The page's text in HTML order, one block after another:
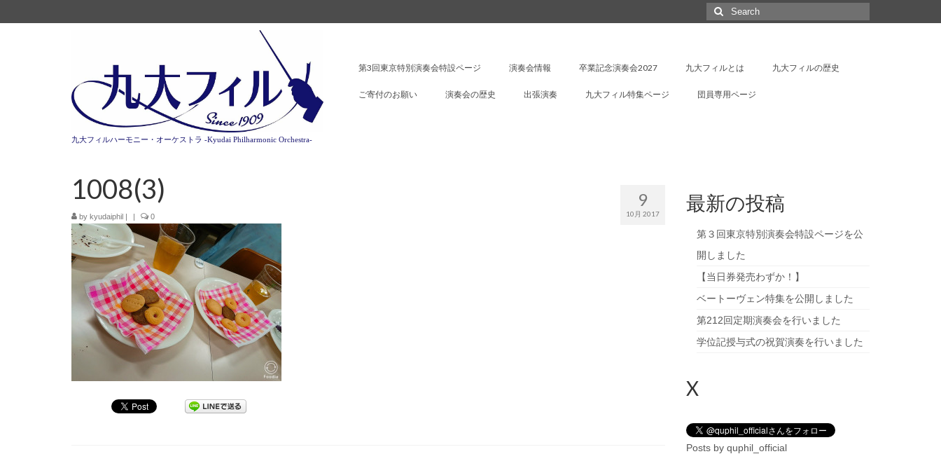
Search
for:
九大フィルハーモニー・オーケストラ -Kyudai Philharmonic Orchestra-
第3回東京特別演奏会特設ページ 演奏会情報 卒業記念演奏会2027 九大フィルとは 九大フィルの歴史
ご寄付のお願い 演奏会の歴史 出張演奏 九大フィル特集ページ 団員専用ページ
9
10月 2017
1008(3)
by kyudaiphil | | 0
最新の投稿
第３回東京特別演奏会特設ページを公
開しました
【当日券発売わずか！】
ベートーヴェン特集を公開しました
第212回定期演奏会を行いました
学位記授与式の祝賀演奏を行いました
X
Posts by quphil_official